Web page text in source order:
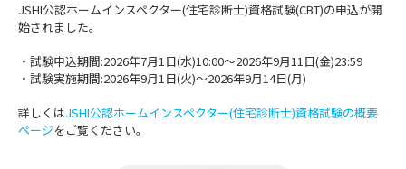
JSHI公認ホームインスペクター(住宅診断士)資格試験(CBT)の申込が開
始されました。
・試験申込期間:2026年7月1日(水)10:00～2026年9月11日(金)23:59
・試験実施期間:2026年9月1日(火)～2026年9月14日(月)
詳しくはJSHI公認ホームインスペクター(住宅診断士)資格試験の概要
ページをご覧ください。